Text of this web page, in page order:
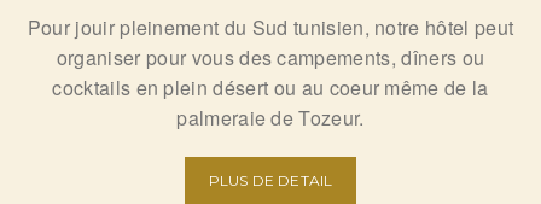
Pour jouir pleinement du Sud tunisien, notre hôtel peut
organiser pour vous des campements, dîners ou
cocktails en plein désert ou au coeur même de la
palmeraie de Tozeur.
PLUS DE DETAIL